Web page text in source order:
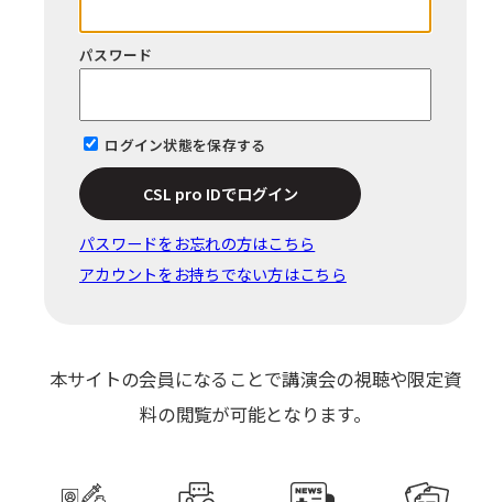
パスワード
ログイン状態を保存する
CSL pro IDでログイン
パスワードをお忘れの⽅はこちら
アカウントをお持ちでない方はこちら
本サイトの会員になることで講演会の視聴や限定資
料の閲覧が可能となります。